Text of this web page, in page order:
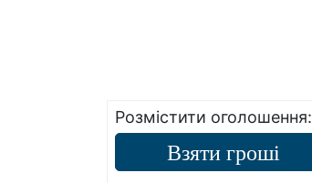
Розмістити оголошення:
Взяти гроші